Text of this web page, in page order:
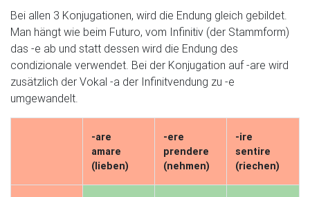
Bei allen 3 Konjugationen, wird die Endung gleich gebildet.
Man hängt wie beim Futuro, vom Infinitiv (der Stammform)
das -e ab und statt dessen wird die Endung des
condizionale verwendet. Bei der Konjugation auf -are wird
zusätzlich der Vokal -a der Infinitvendung zu -e
umgewandelt.
-are
amare
(lieben)
-ere
prendere
(nehmen)
-ire
sentire
(riechen)